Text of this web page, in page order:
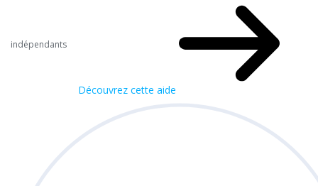
indépendants
Découvrez cette aide